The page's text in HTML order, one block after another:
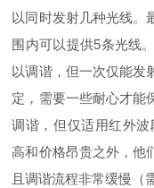
以同时发射几种光线。
围内可以提供5条光线
以调谐，但一次仅能发
定，需要一些耐心才能
调谐，但仅适用红外
高和价格昂贵之外，他
且调谐流程非常缓慢（